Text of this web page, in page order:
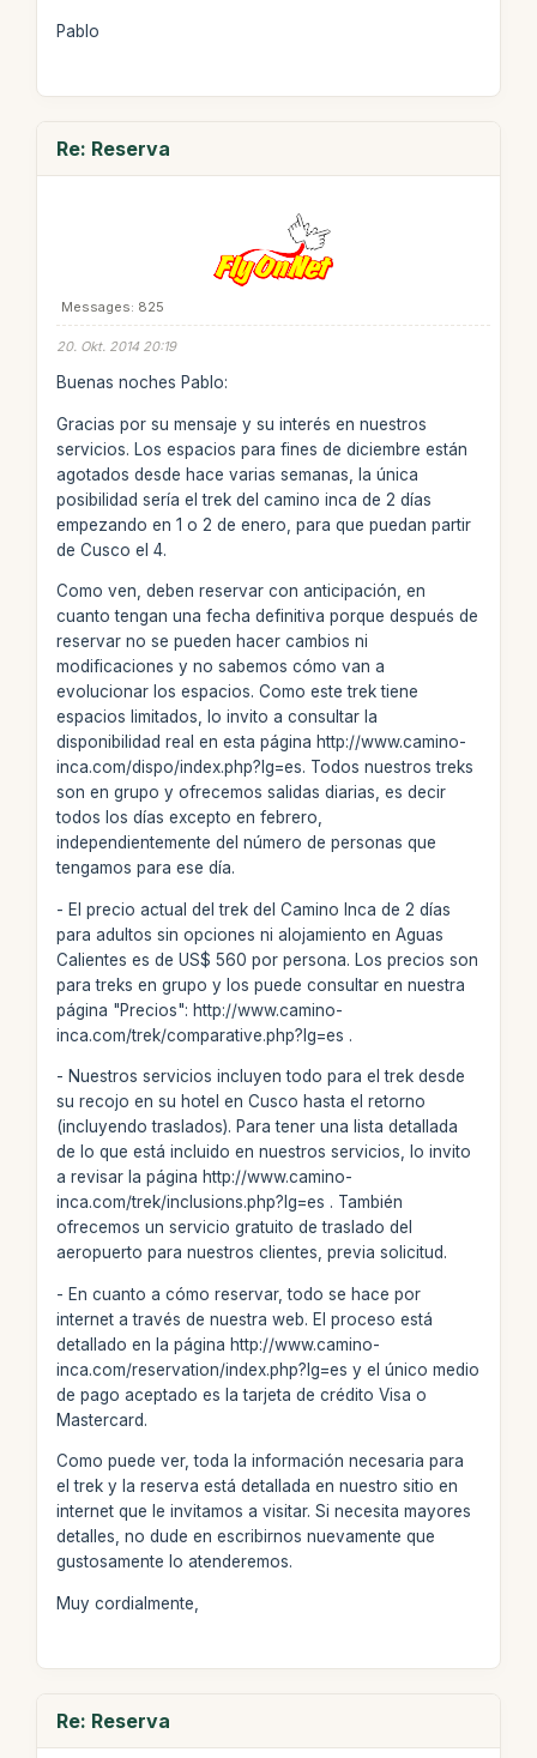
Pablo
Re: Reserva
Messages: 825
20. Okt. 2014 20:19
Buenas noches Pablo:
Gracias por su mensaje y su interés en nuestros
servicios. Los espacios para fines de diciembre están
agotados desde hace varias semanas, la única
posibilidad sería el trek del camino inca de 2 días
empezando en 1 o 2 de enero, para que puedan partir
de Cusco el 4.
Como ven, deben reservar con anticipación, en
cuanto tengan una fecha definitiva porque después de
reservar no se pueden hacer cambios ni
modificaciones y no sabemos cómo van a
evolucionar los espacios. Como este trek tiene
espacios limitados, lo invito a consultar la
disponibilidad real en esta página http://www.camino-
inca.com/dispo/index.php?lg=es. Todos nuestros treks
son en grupo y ofrecemos salidas diarias, es decir
todos los días excepto en febrero,
independientemente del número de personas que
tengamos para ese día.
- El precio actual del trek del Camino Inca de 2 días
para adultos sin opciones ni alojamiento en Aguas
Calientes es de US$ 560 por persona. Los precios son
para treks en grupo y los puede consultar en nuestra
página "Precios": http://www.camino-
inca.com/trek/comparative.php?lg=es .
- Nuestros servicios incluyen todo para el trek desde
su recojo en su hotel en Cusco hasta el retorno
(incluyendo traslados). Para tener una lista detallada
de lo que está incluido en nuestros servicios, lo invito
a revisar la página http://www.camino-
inca.com/trek/inclusions.php?lg=es . También
ofrecemos un servicio gratuito de traslado del
aeropuerto para nuestros clientes, previa solicitud.
- En cuanto a cómo reservar, todo se hace por
internet a través de nuestra web. El proceso está
detallado en la página http://www.camino-
inca.com/reservation/index.php?lg=es y el único medio
de pago aceptado es la tarjeta de crédito Visa o
Mastercard.
Como puede ver, toda la información necesaria para
el trek y la reserva está detallada en nuestro sitio en
internet que le invitamos a visitar. Si necesita mayores
detalles, no dude en escribirnos nuevamente que
gustosamente lo atenderemos.
Muy cordialmente,
Re: Reserva